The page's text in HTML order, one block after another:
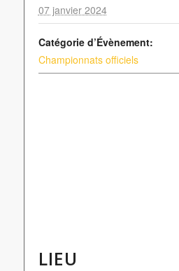
07 janvier 2024
Catégorie d’Évènement:
Championnats officiels
LIEU